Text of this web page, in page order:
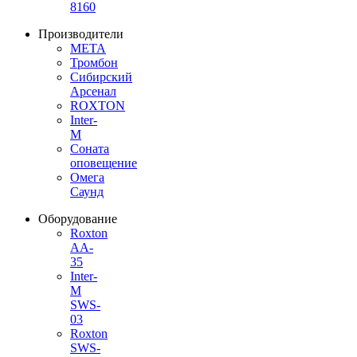
8160
Производители
МЕТА
Тромбон
Сибирский
Арсенал
ROXTON
Inter-
M
Соната
оповещение
Омега
Саунд
Оборудование
Roxton
AA-
35
Inter-
M
SWS-
03
Roxton
SWS-